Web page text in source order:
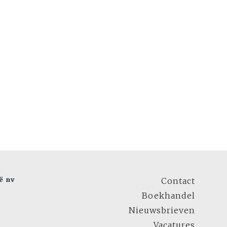
nv
Contact
Boekhandel
Nieuwsbrieven
Vacatures